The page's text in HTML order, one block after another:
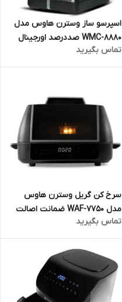
اسپرسو ساز وسترن هاوس مدل
WMC-8880 صددرصد اورجینال
ارسال فوری
تماس بگیرید
سرخ کن گریل وسترن هاوس
مدل WAF-7750 ضمانت اصالت
کالا و ارسال فوری و رایگان
گارانتی 18 ماهه مارکو تجارت
تماس بگیرید